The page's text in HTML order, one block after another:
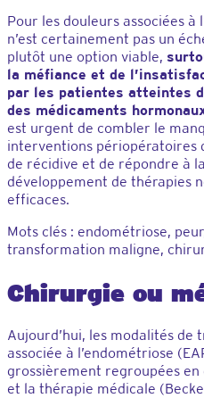
Pour les douleurs associées
n’est certainement pas un
plutôt une option viable,
la méfiance et de
par les patientes atteintes
des médicaments
est urgent de combler le
interventions périopératoires
de récidive et de répondre à
développement de thérapies
efficaces.
Mots clés : endométriose,
transformation maligne,
Chirurgie ou
Aujourd’hui, les modalités
associée à l’endométriose
grossièrement regroupées
et la thérapie médicale